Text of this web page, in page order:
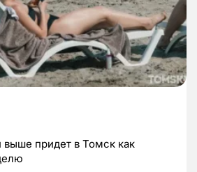
выше придет в Томск как